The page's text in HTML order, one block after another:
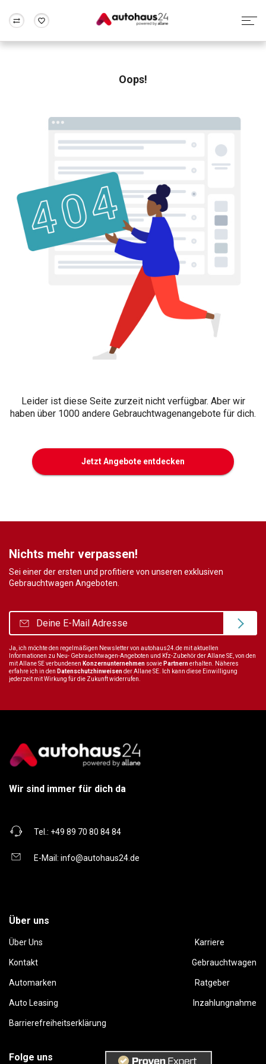
Rund um die Inzahlungnahme
Oops!
Leider ist diese Seite zurzeit nicht verfügbar. Aber wir
haben über 1000 andere Gebrauchtwagenangebote für dich.
Jetzt Angebote entdecken
Nichts mehr verpassen!
Sei einer der ersten und profitiere von unseren exklusiven
Gebrauchtwagen Angeboten.
Ja, ich möchte den regelmäßigen Newsletter von autohaus24.de mit aktuellen
Informationen zu Neu- Gebrauchtwagen-Angeboten und Kfz-Zubehör der Allane SE, von den
mit Allane SE verbundenen Konzernunternehmen sowie Partnernerhalten. Näheres
erfahre ich in den Datenschutzhinweisender Allane SE. Ich kann diese Einwilligung
jederzeit mit Wirkung für die Zukunft widerrufen.
Wir sind immer für dich da
Tel.: +49 89 70 80 84 84
E-Mail: info@autohaus24.de
Über uns
Über Uns Karriere
Kontakt Gebrauchtwagen
Automarken Ratgeber
Auto Leasing Inzahlungnahme
Barrierefreiheitserklärung
Folge uns